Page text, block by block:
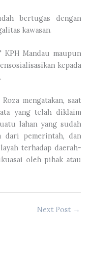
bertugas dengan
kawasan.
KPH Mandau maupun
kepada
mengatakan, saat
yang telah diklaim
lahan yang sudah
pemerintah, dan
terhadap daerah-
oleh pihak atau
Next Post →